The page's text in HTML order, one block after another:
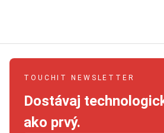
TOUCHIT NEWSLETTER
Dostávaj
ako prvý.